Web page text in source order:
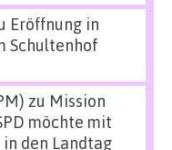
Eröffnung in
Schultenhof
zu Mission
möchte mit
den Landtag